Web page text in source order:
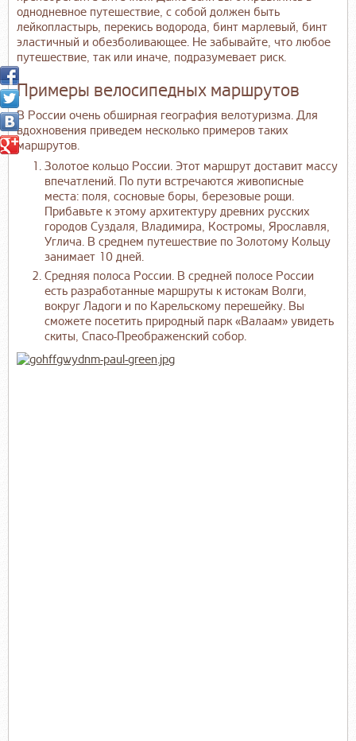
однодневное путешествие, с собой должен быть
лейкопластырь, перекись водорода, бинт марлевый, бинт
эластичный и обезболивающее. Не забывайте, что любое
путешествие, так или иначе, подразумевает риск.
Примеры велосипедных маршрутов
В России очень обширная география велотуризма. Для
вдохновения приведем несколько примеров таких
маршрутов.
Золотое кольцо России. Этот маршрут доставит массу
впечатлений. По пути встречаются живописные
места: поля, сосновые боры, березовые рощи.
Прибавьте к этому архитектуру древних русских
городов Суздаля, Владимира, Костромы, Ярославля,
Углича. В среднем путешествие по Золотому Кольцу
занимает 10 дней.
Средняя полоса России. В средней полосе России
есть разработанные маршруты к истокам Волги,
вокруг Ладоги и по Карельскому перешейку. Вы
сможете посетить природный парк «Валаам» увидеть
скиты, Спасо-Преображенский собор.